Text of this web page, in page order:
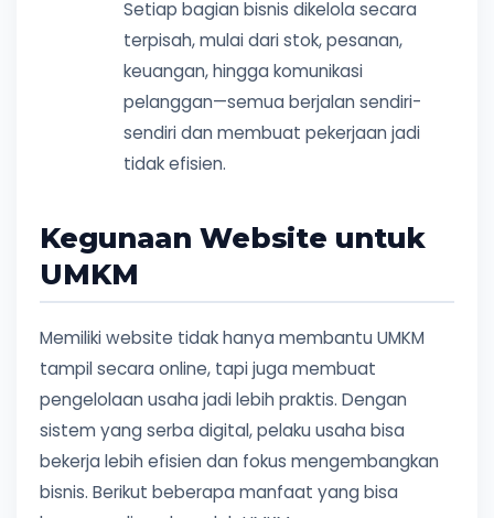
Setiap bagian bisnis dikelola secara
terpisah, mulai dari stok, pesanan,
keuangan, hingga komunikasi
pelanggan—semua berjalan sendiri-
sendiri dan membuat pekerjaan jadi
tidak efisien.
Kegunaan Website untuk
UMKM
Memiliki website tidak hanya membantu UMKM
tampil secara online, tapi juga membuat
pengelolaan usaha jadi lebih praktis. Dengan
sistem yang serba digital, pelaku usaha bisa
bekerja lebih efisien dan fokus mengembangkan
bisnis. Berikut beberapa manfaat yang bisa